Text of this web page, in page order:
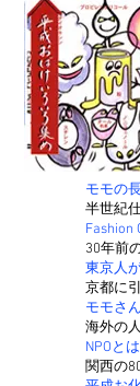
モモの
半世紀
Fashion
30年前
東京人
京都に
モモさ
海外の
NPOと
関西の